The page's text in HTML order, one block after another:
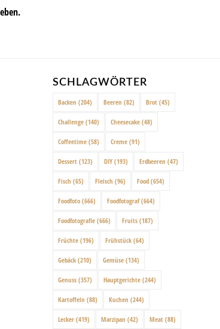
SCHLAGWÖRTER
Backen (204) Beeren (82) Brot (45)
Challenge (140) Cheesecake (48)
Coffeetime (58) Creme (91)
Dessert (123) DIY (193) Erdbeeren (47)
Fisch (65) Fleisch (96) Food (654)
Foodfoto (666) Foodfotograf(664)
Foodfotografie (666) Fruits (187)
Früchte (196) Frühstück (64)
Gebäck (210) Gemüse (134)
Genuss (357) Hauptgerichte (244)
Kartoffeln (88) Kuchen (244)
Lecker (419) Marzipan (42) Meat (88)